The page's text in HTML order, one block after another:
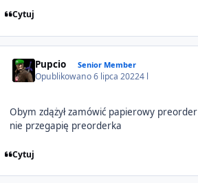
Cytuj
Pupcio Senior Member
Opublikowano6 lipca 20224 l
Obym zdążył zamówić papierowy preorder
nie przegapię preorderka
Cytuj